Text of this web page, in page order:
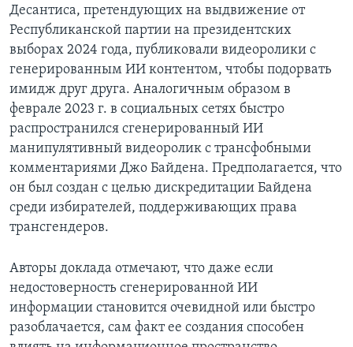
Десантиса, претендующих на выдвижение от
Республиканской партии на президентских
выборах 2024 года, публиковали видеоролики с
генерированным ИИ контентом, чтобы подорвать
имидж друг друга. Аналогичным образом в
феврале 2023 г. в социальных сетях быстро
распространился сгенерированный ИИ
манипулятивный видеоролик с трансфобными
комментариями Джо Байдена. Предполагается, что
он был создан с целью дискредитации Байдена
среди избирателей, поддерживающих права
трансгендеров.
Авторы доклада отмечают, что даже если
недостоверность сгенерированной ИИ
информации становится очевидной или быстро
разоблачается, сам факт ее создания способен